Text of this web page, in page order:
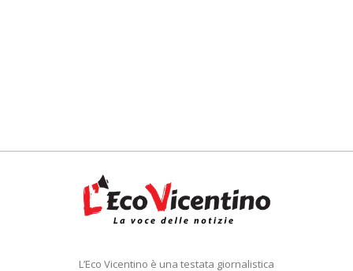
L’Eco Vicentino è una testata giornalistica